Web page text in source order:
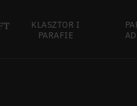
KLASZTOR I
PARAFIE